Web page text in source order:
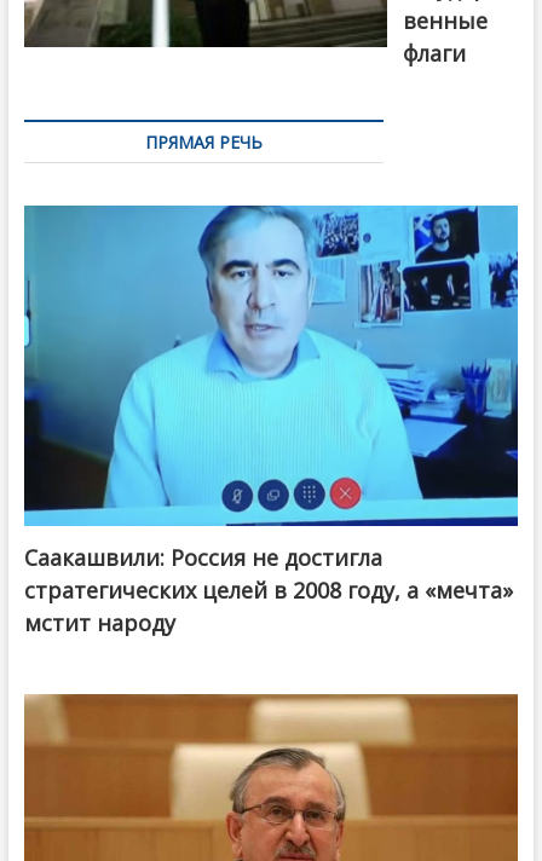
венные
флаги
ПРЯМАЯ РЕЧЬ
Саакашвили: Россия не достигла
стратегических целей в 2008 году, а «мечта»
мстит народу